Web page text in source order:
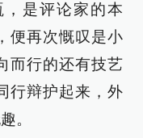
是评论家的本
便再次慨叹是小
而行的还有技艺
行辩护起来，外
。